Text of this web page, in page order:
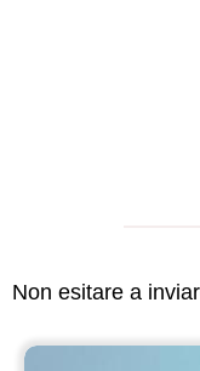
Non esitare a